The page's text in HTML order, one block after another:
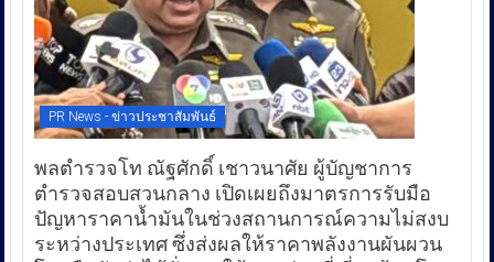
PR News - ข่าวประชาสัมพันธ์
พลตำรวจโท ณัฐศักดิ์ เชาวนาศัย ผู้บัญชาการ
ตำรวจสอบสวนกลาง เปิดเผยถึงมาตรการรับมือ
ปัญหาราคาน้ำมันในช่วงสถานการณ์ความไม่สงบ
ระหว่างประเทศ ซึ่งส่งผลให้ราคาพลังงานผันผวน